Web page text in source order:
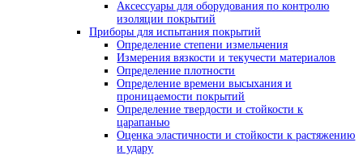
Переносные магнитопорошковые
Стационарные магнитопорошковые
дефектоскопы
Электромагниты для магнитопорошковой
дефектоскопии
Размагничивающие установки
Системы УФ-освещения
Расходные материалы для
контроля
Принадлежности для МПД